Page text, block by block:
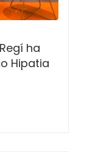
ha
Hipatia